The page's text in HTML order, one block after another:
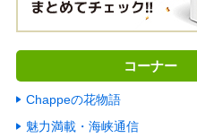
コーナー
Chappeの花物語
魅力満載・海峡通信